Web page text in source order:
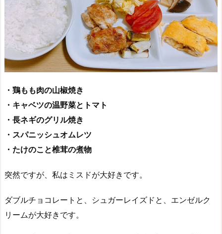
・鶏もも肉の山椒焼き
・キャベツの温野菜とトマト
・長ネギのグリル焼き
・スパニッシュオムレツ
・たけのこと椎茸の煮物
突然ですが、私はミスドが大好きです。
ダブルチョコレートと、シュガーレイズドと、エンゼルク
リームが大好きです。